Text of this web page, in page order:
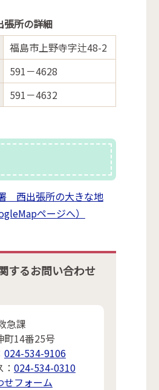
張所の詳細
福島市上野寺字辻48-2
591－4628
591－4632
西出張所の大きな地
ページへ）
するお問い合わせ
急課
町14番25号
024-534-9106
024-534-0310
せフォーム